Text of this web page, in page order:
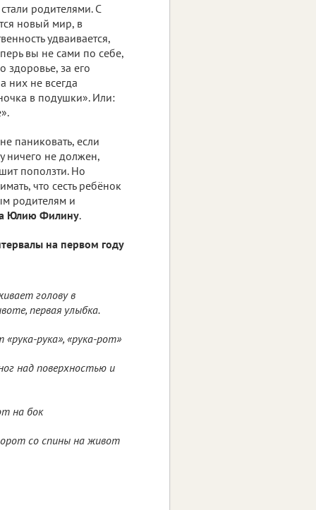
родителями. С
новый мир, в
удваивается,
вы не сами по себе,
здоровье, за его
них не всегда
в подушки». Или:
паниковать, если
ничего не должен,
поползти. Но
что сесть ребёнок
родителям и
Юлию Филину.
на первом году
голову в
первая улыбка.
рука», «рука-рот»
над поверхностью и
на бок
со спины на живот